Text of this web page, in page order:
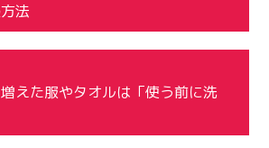
法
えた服やタオルは「使う前に洗